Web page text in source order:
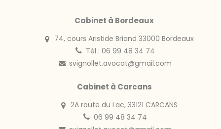
Cabinet à Bordeaux
74, cours Aristide Briand 33000 Bordeaux
Tél : 06 99 48 34 74
svignollet.avocat@gmail.com
Cabinet à Carcans
2A route du Lac, 33121 CARCANS
06 99 48 34 74